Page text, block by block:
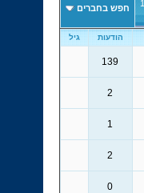
חפש בחברים
הודעות גיל
139
2
1
2
0